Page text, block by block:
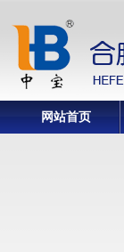
网站首页